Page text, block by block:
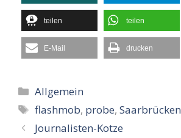
teilen teilen
E-Mail drucken
Kategorien
Allgemein
Schlagwörter
flashmob, probe,Saarbrücken
Journalisten-Kotze